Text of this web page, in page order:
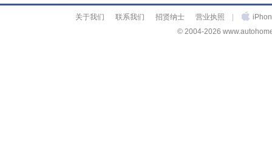
关于我们 联系我们 招贤纳士 营业执照
© 2004-2026